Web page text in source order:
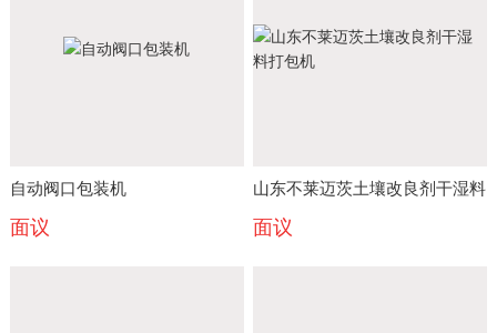
自动阀口包装机
面议
山东不莱迈茨土壤改良剂干湿料
打包机
面议